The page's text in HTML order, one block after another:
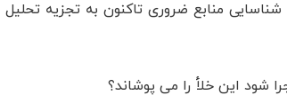
منابع ضروری تاکنون به تجزیه تحلیل
شود این خلأ را می پوشاند؟